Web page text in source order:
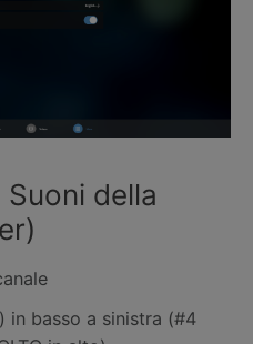
della
in basso a sinistra (#4